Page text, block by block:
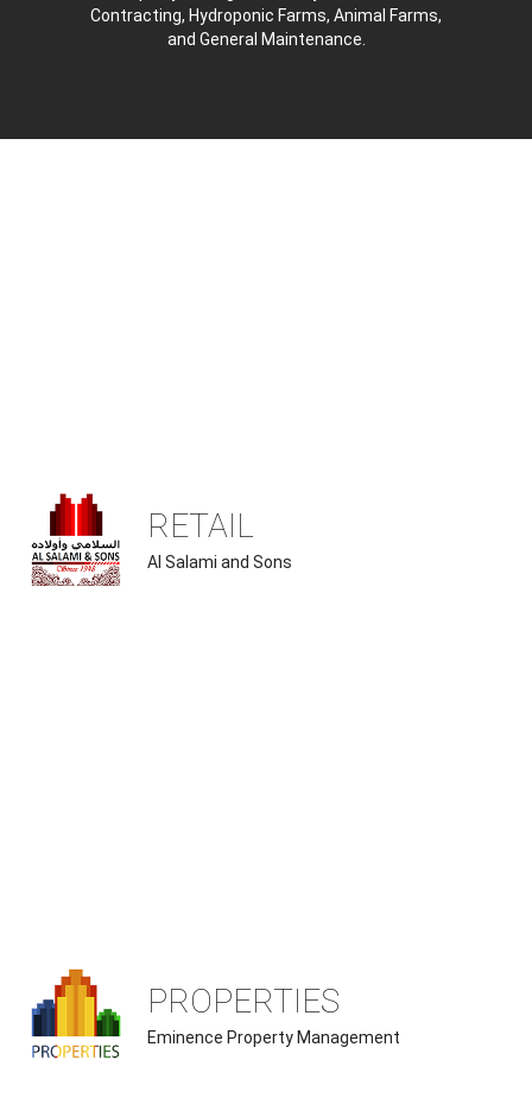
Contracting, Hydroponic Farms, Animal Farms,
and General Maintenance.
RETAIL
Al Salami and Sons
PROPERTIES
Eminence Property Management